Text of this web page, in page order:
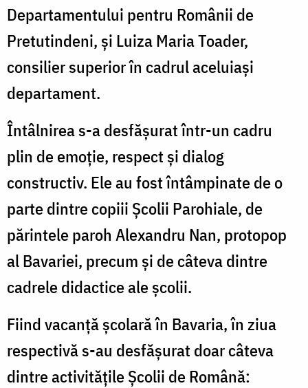
Departamentului pentru Românii de
Pretutindeni, și Luiza Maria Toader,
consilier superior în cadrul aceluiași
departament.
Întâlnirea s-a desfășurat într-un cadru
plin de emoție, respect și dialog
constructiv. Ele au fost întâmpinate de o
parte dintre copiii Școlii Parohiale, de
părintele paroh Alexandru Nan, protopop
al Bavariei, precum și de câteva dintre
cadrele didactice ale școlii.
Fiind vacanță școlară în Bavaria, în ziua
respectivă s-au desfășurat doar câteva
dintre activitățile Școlii de Română: